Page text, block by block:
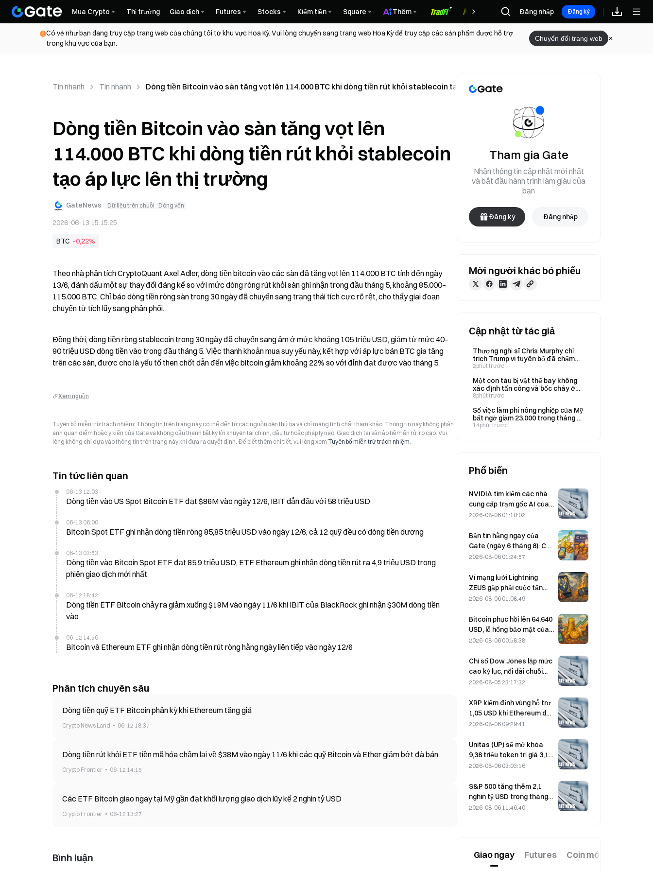
Mua Crypto Thị trường Giao dịch Futures Stocks Kiếm tiền Square Thêm Phần thưởng
Đăng nhập Đăng ký
Có vẻ như bạn đang truy cập trang web của chúng tôi từ khu vực Hoa Kỳ. Vui lòng chuyển sang trang web Hoa Kỳ để truy cập các sản phẩm được hỗ trợ
trong khu vực của bạn.
Chuyển đổi trang web
Tin nhanh Tin nhanh Dòng tiền Bitcoin vào sàn tăng vọt lên 114.000 BTC khi dòng tiền rút khỏi stablecoin tạo áp lực lên thị trường
Dòng tiền Bitcoin vào sàn tăng vọt lên
114.000 BTC khi dòng tiền rút khỏi stablecoin
tạo áp lực lên thị trường
GateNews Dữ liệu trên chuỗi Dòng vốn
2026-06-13 15:15:25
BTC -0,22%
Theo nhà phân tích CryptoQuant Axel Adler, dòng tiền bitcoin vào các sàn đã tăng vọt lên 114.000 BTC tính đến ngày
13/6, đánh dấu một sự thay đổi đáng kể so với mức dòng ròng rút khỏi sàn ghi nhận trong đầu tháng 5, khoảng 85.000–
115.000 BTC. Chỉ báo dòng tiền ròng sàn trong 30 ngày đã chuyển sang trạng thái tích cực rõ rệt, cho thấy giai đoạn
chuyển từ tích lũy sang phân phối.
Đồng thời, dòng tiền ròng stablecoin trong 30 ngày đã chuyển sang âm ở mức khoảng 105 triệu USD, giảm từ mức 40–
90 triệu USD dòng tiền vào trong đầu tháng 5. Việc thanh khoản mua suy yếu này, kết hợp với áp lực bán BTC gia tăng
trên các sàn, được cho là yếu tố then chốt dẫn đến việc bitcoin giảm khoảng 22% so với đỉnh đạt được vào tháng 5.
Xem nguồn
Tuyên bố miễn trừ trách nhiệm: Thông tin trên trang này có thể đến từ các nguồn bên thứ ba và chỉ mang tính chất tham khảo. Thông tin này không phản
ánh quan điểm hoặc ý kiến của Gate và không cấu thành bất kỳ lời khuyên tài chính, đầu tư hoặc pháp lý nào. Giao dịch tài sản ảo tiềm ẩn rủi ro cao. Vui
lòng không chỉ dựa vào thông tin trên trang này khi đưa ra quyết định. Để biết thêm chi tiết, vui lòng xem Tuyên bố miễn trừ trách nhiệm.
Tin tức liên quan
06-13 12:03
Dòng tiền vào US Spot Bitcoin ETF đạt $86M vào ngày 12/6, IBIT dẫn đầu với 58 triệu USD
06-13 06:00
Bitcoin Spot ETF ghi nhận dòng tiền ròng 85,85 triệu USD vào ngày 12/6, cả 12 quỹ đều có dòng tiền dương
06-13 03:53
Dòng tiền vào Bitcoin Spot ETF đạt 85,9 triệu USD, ETF Ethereum ghi nhận dòng tiền rút ra 4,9 triệu USD trong
phiên giao dịch mới nhất
06-12 18:42
Dòng tiền ETF Bitcoin chảy ra giảm xuống $19M vào ngày 11/6 khi IBIT của BlackRock ghi nhận $30M dòng tiền
vào
06-12 14:50
Bitcoin và Ethereum ETF ghi nhận dòng tiền rút ròng hằng ngày liên tiếp vào ngày 12/6
Phân tích chuyên sâu
Dòng tiền quỹ ETF Bitcoin phân kỳ khi Ethereum tăng giá
Crypto News Land 06-12 18:37
Dòng tiền rút khỏi ETF tiền mã hóa chậm lại về $38M vào ngày 11/6 khi các quỹ Bitcoin và Ether giảm bớt đà bán
Crypto Frontier 06-12 14:15
Các ETF Bitcoin giao ngay tại Mỹ gần đạt khối lượng giao dịch lũy kế 2 nghìn tỷ USD
Crypto Frontier 06-12 13:27
Bình luận
Tham gia Gate
Nhận thông tin cập nhật mới nhất
và bắt đầu hành trình làm giàu của
bạn
Đăng ký Đăng nhập
Mời người khác bỏ phiếu
Cập nhật từ tác giả
Thượng nghị sĩ Chris Murphy chỉ
trích Trump vì tuyên bố đã chấm
dứt cuộc chiến với Iran trước giờ thị
2phút trước
Một con tàu bị vật thể bay không
xác định tấn công và bốc cháy ở
phía đông Salalah, trong vùng biển
8phút trước
Số việc làm phi nông nghiệp của Mỹ
bất ngờ giảm 23.000 trong tháng 8,
S&P 500 tăng 0,36%
14phút trước
Phổ biến
NVIDIA tìm kiếm các nhà
cung cấp trạm gốc AI của
Trung Quốc để triển khai
2026-08-06 01:10:02
Bản tin hằng ngày của
Gate (ngày 6 tháng 8): Cổ
phiếu ưu đãi STRC của
Block nâng dự báo kết quả
kinh doanh cả năm 2026
2026-08-06 01:24:57
Ví mạng lưới Lightning
ZEUS gặp phải cuộc tấn
công và tạm thời ngừng
biết tiền của người dùng
không bị mất.
2026-08-06 01:08:49
Bitcoin phục hồi lên 64.640
USD, lỗ hổng bảo mật của
Coldcard khiến số lượng ví
nhất trong ba tháng
2026-08-06 00:58:38
Chỉ số Dow Jones lập mức
cao kỷ lục, nối dài chuỗi
tăng 5 phiên; đầu tư vào AI
2026-08-05 23:17:32
XRP kiểm định vùng hỗ trợ
1,05 USD khi Ethereum duy
trì mức 1.908 USD trong bối
thấp
2026-08-06 09:29:41
Unitas (UP) sẽ mở khóa
9,38 triệu token trị giá 3,18
triệu USD vào ngày 13
2026-08-06 03:03:16
S&P 500 tăng thêm 2,1
nghìn tỷ USD trong tháng
8, tương đương mức tăng
2026-08-06 11:46:40
Giao ngay Futures Coin mới